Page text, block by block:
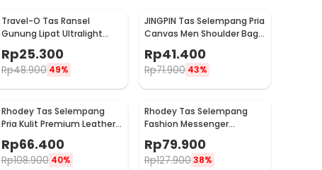
Travel-O Tas Ransel
Gunung Lipat Ultralight
Backpack Waterproof -
LC21
Rp25.300
Rp48.900 49%
JINGPIN Tas Selempang Pria
Canvas Men Shoulder Bag
Rp41.400
Rp71.900 43%
Rhodey Tas Selempang
Pria Kulit Premium Leather
Bag - 1106-2W
Rp66.400
Rp108.900 40%
Rhodey Tas Selempang
Fashion Messenger
- 1047
Rp79.900
Rp127.90038%